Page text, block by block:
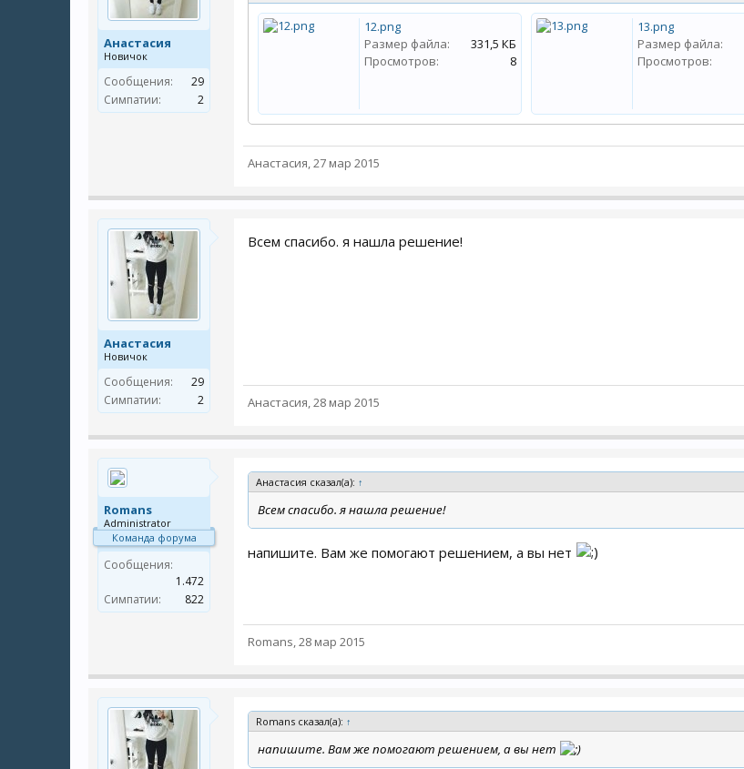
Анастасия
Новичок
Сообщения:
29
Симпатии:
2
12.png
Размер файла:
331,5 КБ
Просмотров:
8
13.png
Размер файла:
Просмотров:
Анастасия,27 мар 2015
Анастасия
Новичок
Сообщения:
29
Симпатии:
2
Всем спасибо. я нашла решение!
Анастасия,28 мар 2015
Romans
Administrator
Команда форума
Сообщения:
1.472
Симпатии:
822
Анастасия сказал(а): ↑
Всем спасибо. я нашла решение!
напишите. Вам же помогают решением, а вы нет
Romans,28 мар 2015
Romans сказал(а): ↑
напишите. Вам же помогают решением, а вы нет